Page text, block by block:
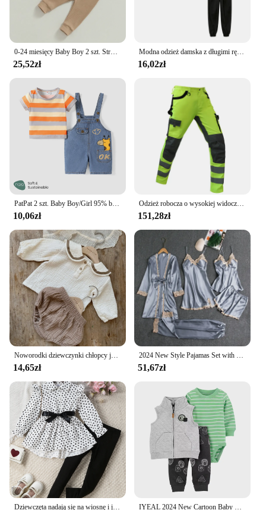
0-24 miesięcy Baby Boy 2 szt. Stroje z długim rękawem nadruk w paski Romper + zestaw spodni niemowlę chłopcy wiosna jesień ciepłe ubrania zestaw
25,52zł
Modna odzież damska z długimi rękawami sportowa garnitur Casual talia dwuczęściowa komplet
16,02zł
10,06zł
Odzież robocza o wysokiej widoczności Odzież zimowa Kombinezon Hi Vis Kurtka odblaskowa Wodoodporny zimowy i zestaw odblaskowych spodni roboczych z kieszeniami
151,28zł
14,65zł 51,67zł